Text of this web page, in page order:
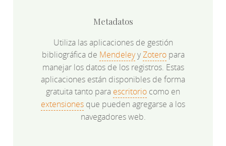
Metadatos
Utiliza las aplicaciones de gestión
bibliográfica de MendeleyyZoteropara
manejar los datos de los registros. Estas
aplicaciones están disponibles de forma
gratuita tanto para escritorio como en
extensiones que pueden agregarse a los
navegadores web.